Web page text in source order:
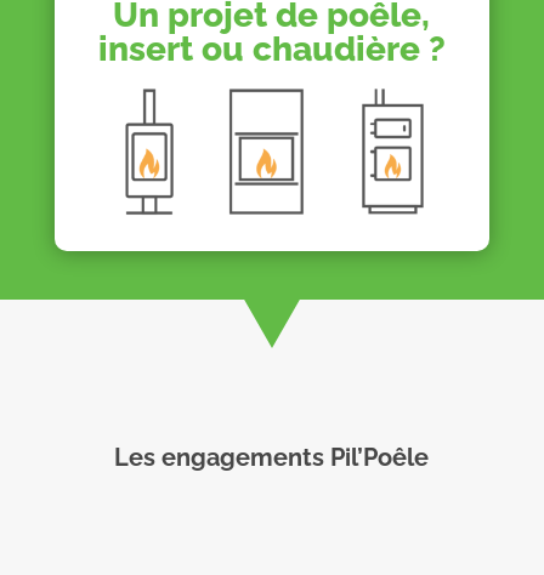
Un projet de poêle,
insert ou chaudière ?
Les engagements Pil’Poêle